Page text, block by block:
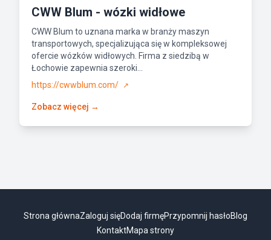
CWW Blum - wózki widłowe
CWW Blum to uznana marka w branży maszyn
transportowych, specjalizująca się w kompleksowej
ofercie wózków widłowych. Firma z siedzibą w
Łochowie zapewnia szeroki...
https://cwwblum.com/
↗
Zobacz więcej →
Strona głównaZaloguj sięDodaj firmęPrzypomnij hasłoBlog
KontaktMapa strony